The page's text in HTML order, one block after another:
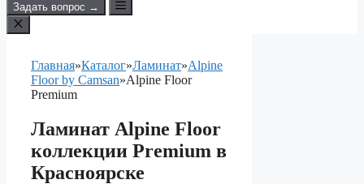
Задать вопрос →
Главная»Каталог»Ламинат»Alpine
Floor by Camsan»Alpine Floor
Premium
Ламинат Alpine Floor
коллекции Premium в
Красноярске